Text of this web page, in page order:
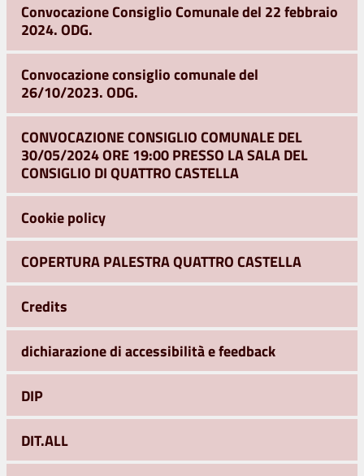
Convocazione Consiglio Comunale del 22 febbraio
2024. ODG.
Convocazione consiglio comunale del
26/10/2023. ODG.
CONVOCAZIONE CONSIGLIO COMUNALE DEL
30/05/2024 ORE 19:00 PRESSO LA SALA DEL
CONSIGLIO DI QUATTRO CASTELLA
Cookie policy
COPERTURA PALESTRA QUATTRO CASTELLA
Credits
dichiarazione di accessibilità e feedback
DIP
DIT.ALL